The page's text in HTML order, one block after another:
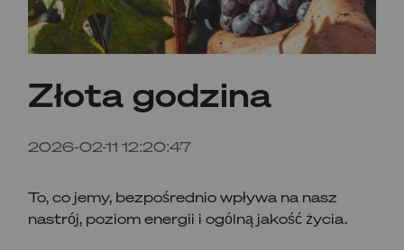
Złota godzina
2026-02-11 12:20:47
To, co jemy, bezpośrednio wpływa na nasz
nastrój, poziom energii i ogólną jakość życia.